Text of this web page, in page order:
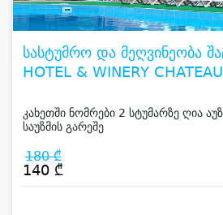
სასტუმრო და მეღვინეობა
HOTEL & WINERY
კახეთში ნომრები 2 სტუმარზე ღია
საუზმის გარეშე
180 ₾
140 ₾